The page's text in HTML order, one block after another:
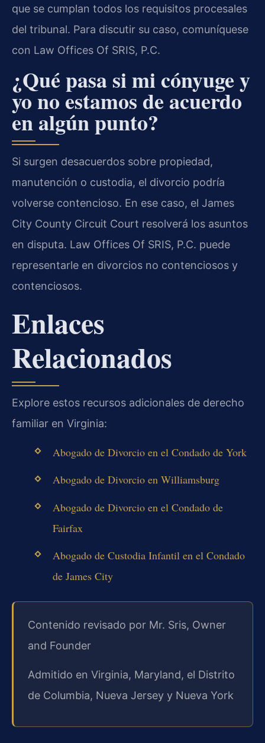
que se cumplan todos los requisitos procesales
del tribunal. Para discutir su caso, comuníquese
con Law Offices Of SRIS, P.C.
¿Qué pasa si mi cónyuge y
yo no estamos de acuerdo
en algún punto?
Si surgen desacuerdos sobre propiedad,
manutención o custodia, el divorcio podría
volverse contencioso. En ese caso, el James
City County Circuit Court resolverá los asuntos
en disputa. Law Offices Of SRIS, P.C. puede
representarle en divorcios no contenciosos y
contenciosos.
Enlaces
Relacionados
Explore estos recursos adicionales de derecho
familiar en Virginia:
Abogado de Divorcio en el Condado de York
Abogado de Divorcio en Williamsburg
Abogado de Divorcio en el Condado de
Fairfax
Abogado de Custodia Infantil en el Condado
de James City
Contenido revisado por Mr. Sris, Owner
and Founder
Admitido en Virginia, Maryland, el Distrito
de Columbia, Nueva Jersey y Nueva York